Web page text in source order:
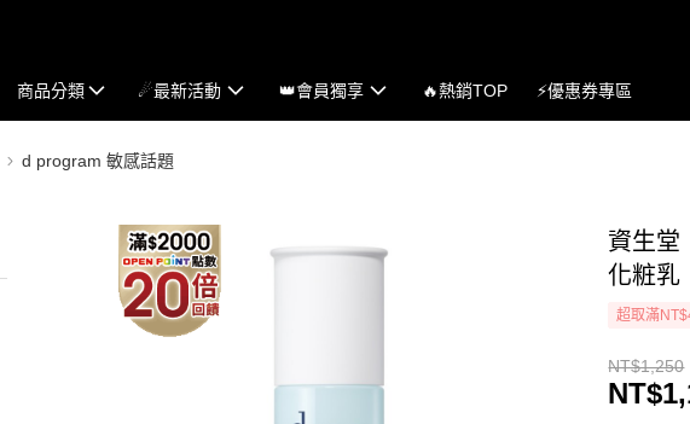
商品分類 ☄最新活動 👑會員獨享 🔥熱銷TOP ⚡優惠券專區
d program 敏感話題
資生堂
化粧乳
超取滿
NT$1,250